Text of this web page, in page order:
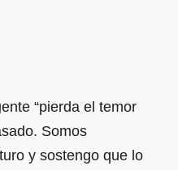
“pierda el temor
Somos
y sostengo que lo